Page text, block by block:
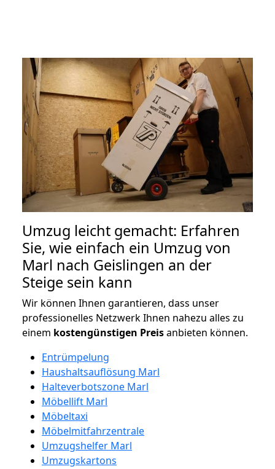
Umzug leicht gemacht: Erfahren
Sie, wie einfach ein Umzug von
Marl nach Geislingen an der
Steige sein kann
Wir können Ihnen garantieren, dass unser
professionelles Netzwerk Ihnen nahezu alles zu
einem kostengünstigen Preisanbieten können.
Entrümpelung
Haushaltsauflösung Marl
Halteverbotszone Marl
Möbellift Marl
Möbeltaxi
Möbelmitfahrzentrale
Umzugshelfer Marl
Umzugskartons